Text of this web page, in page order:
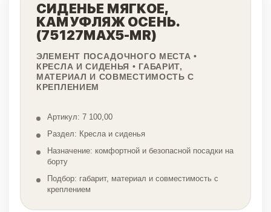
СИДЕНЬЕ МЯГКОЕ,
КАМУФЛЯЖ ОСЕНЬ.
(75127MAX5-MR)
ЭЛЕМЕНТ ПОСАДОЧНОГО МЕСТА •
КРЕСЛА И СИДЕНЬЯ • ГАБАРИТ,
МАТЕРИАЛ И СОВМЕСТИМОСТЬ С
КРЕПЛЕНИЕМ
Артикул: 7 100,00
Раздел: Кресла и сиденья
Назначение: комфортной и безопасной посадки на
борту
Подбор: габарит, материал и совместимость с
креплением